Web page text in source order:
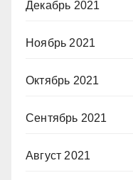
Декабрь 2021
Ноябрь 2021
Октябрь 2021
Сентябрь 2021
Август 2021